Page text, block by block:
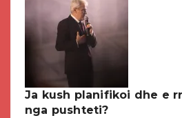
Ja kush planifikoi dhe e
nga pushteti?